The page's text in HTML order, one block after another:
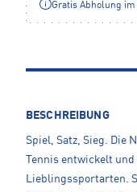
Gratis Abholung
BESCHREIBUNG
Spiel, Satz, Sieg. Die
Tennis entwickelt
Lieblingssportarten.